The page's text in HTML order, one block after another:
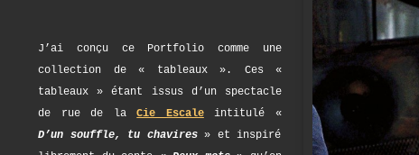
J’ai conçu ce Portfolio comme une
collection de « tableaux ». Ces «
tableaux » étant issus d’un spectacle
de rue de laCie Escaleintitulé «
D’un souffle, tu chavires» et inspiré